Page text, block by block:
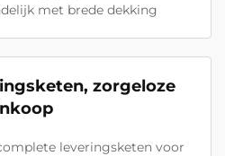
met brede dekking
zorgeloze
leveringsketen voor